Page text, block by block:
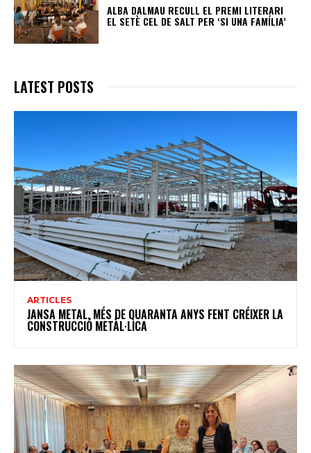
ALBA DALMAU RECULL EL PREMI LITERARI
EL SETÈ CEL DE SALT PER ‘SI UNA FAMÍLIA’
LATEST POSTS
ARTICLES
JANSA METAL, MÉS DE QUARANTA ANYS FENT CRÉIXER LA
CONSTRUCCIÓ METÀL·LICA